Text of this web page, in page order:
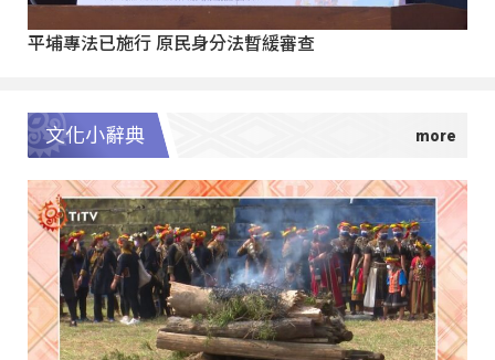
平埔專法已施行 原民身分法暫緩審查
文化小辭典